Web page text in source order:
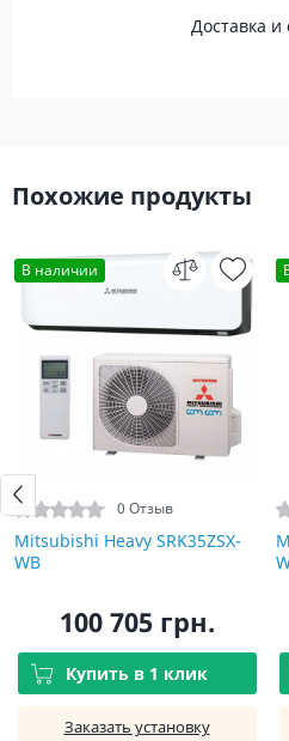
Доставка и
Похожие продукты
В наличии
0 Отзыв
Mitsubishi Heavy SRK35ZSX-
WB
100 705 грн.
Купить в 1 клик
Заказать установку